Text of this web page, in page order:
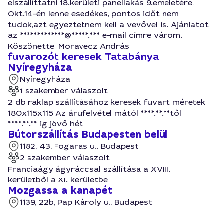
elszállíttatni 18.kerületi panellakás 9.emeletére.
Okt.14-én lenne esedékes, pontos időt nem
tudok,azt egyeztetnem kell a vevővel is. Ajánlatot
az *************@*****.*** e-mail címre várom.
Köszönettel Moravecz András
fuvarozót keresek Tatabánya
Nyíregyháza
Nyíregyháza
1 szakember válaszolt
2 db raklap szállításához keresek fuvart méretek
180x115x115 Az árufelvétel mától ****.**.**től
****.**.** ig jövő hét
Bútorszállítás Budapesten belül
1182, 43, Fogaras u., Budapest
2 szakember válaszolt
Franciaágy ágyráccsal szállítása a XVIII.
kerületből a XI. kerületbe
Mozgassa a kanapét
1139, 22b, Pap Károly u., Budapest